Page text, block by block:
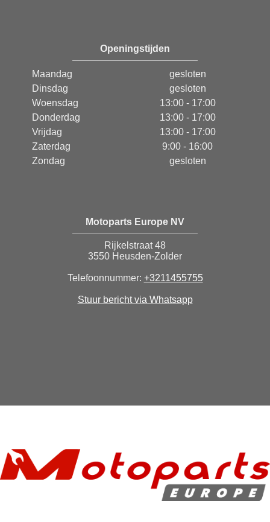
Openingstijden
Maandag
gesloten
Dinsdag
gesloten
Woensdag
13:00 - 17:00
Donderdag
13:00 - 17:00
Vrijdag
13:00 - 17:00
Zaterdag
9:00 - 16:00
Zondag
gesloten
Motoparts Europe NV
Rijkelstraat 48
3550 Heusden-Zolder
Telefoonnummer: +3211455755
Stuur bericht via Whatsapp